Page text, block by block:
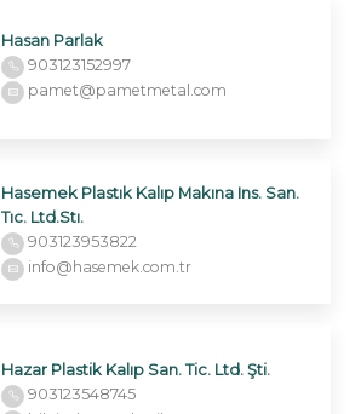
Hasan Parlak
903123152997
pamet@pametmetal.com
Hasemek Plastık Kalıp Makına Ins. San.
Tıc. Ltd.Stı.
903123953822
info@hasemek.com.tr
Hazar Plastik Kalıp San. Tic. Ltd. Şti.
903123548745